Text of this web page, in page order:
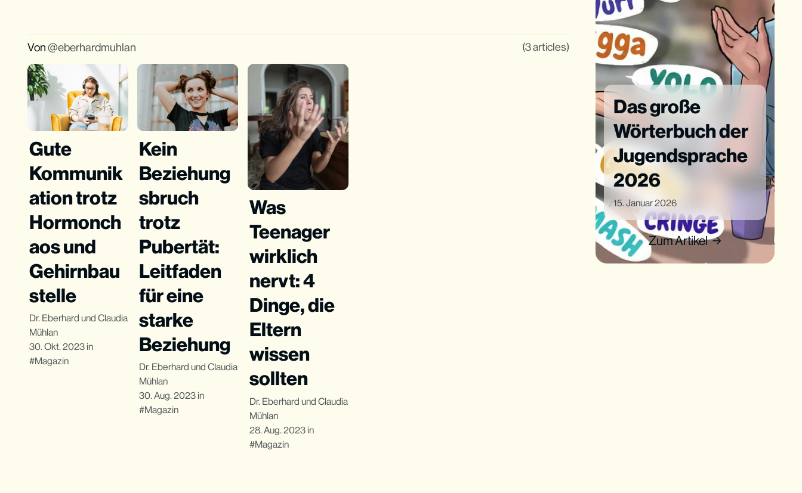
Das große
Wörterbuch der
Jugendsprache
2026
15. Januar 2026
Zum Artikel
Von eberhardmuhlan (3 articles)
Gute
Kommunik
ation trotz
Hormonch
aos und
Gehirnbau
stelle
Dr. Eberhard und Claudia
Mühlan
30. Okt. 2023in
Magazin
Kein
Beziehung
sbruch
trotz
Pubertät:
Leitfaden
für eine
starke
Beziehung
Dr. Eberhard und Claudia
Mühlan
30. Aug. 2023 in
Magazin
Was
Teenager
wirklich
nervt: 4
Dinge, die
Eltern
wissen
sollten
Dr. Eberhard und Claudia
Mühlan
28. Aug. 2023in
Magazin